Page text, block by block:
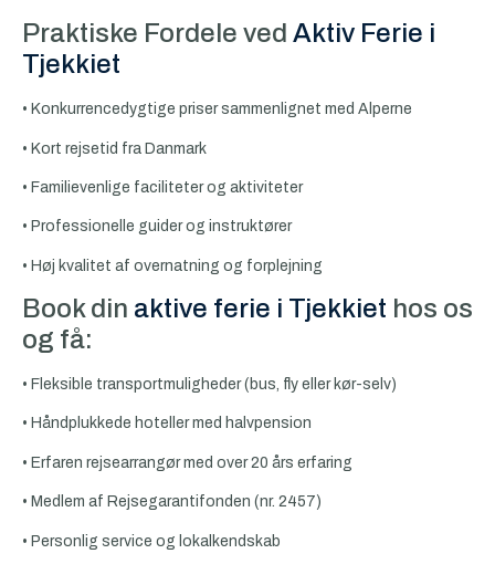
Praktiske Fordele ved Aktiv Ferie i
Tjekkiet
• Konkurrencedygtige priser sammenlignet med Alperne
• Kort rejsetid fra Danmark
• Familievenlige faciliteter og aktiviteter
• Professionelle guider og instruktører
• Høj kvalitet af overnatning og forplejning
Book din aktive ferie i Tjekkiet hos os
og få:
• Fleksible transportmuligheder (bus, fly eller kør-selv)
• Håndplukkede hoteller med halvpension
• Erfaren rejsearrangør med over 20 års erfaring
• Medlem af Rejsegarantifonden (nr. 2457)
• Personlig service og lokalkendskab